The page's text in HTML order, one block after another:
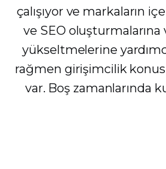
çalışıyor ve markaların
ve SEO oluşturmalarına
yükseltmelerine
rağmen girişimcilik
var. Boş zamanlarında